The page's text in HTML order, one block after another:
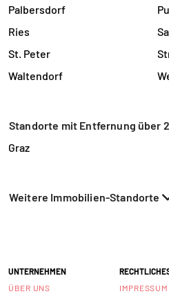
Palbersdorf
Ries
St. Peter
Waltendorf
Standorte mit Entfernung über
Graz
Weitere Immobilien-Standorte
UNTERNEHMEN
ÜBER UNS
IMPRESSUM